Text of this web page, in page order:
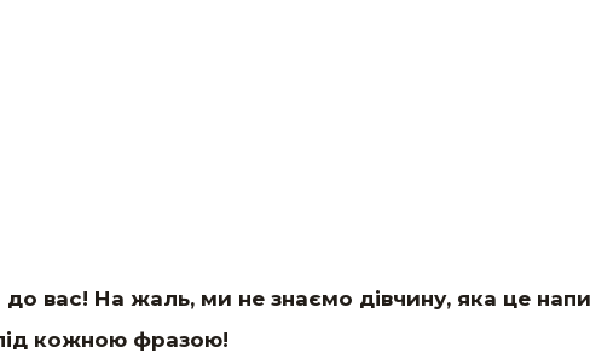
до вас! На жаль, ми не знаємо дівчину, яка це
кожною фразою!